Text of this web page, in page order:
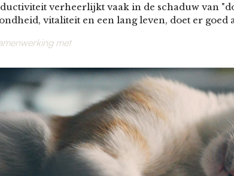
verheerlijkt vaak in de schaduw van
vitaliteit en een lang leven, doet er
met